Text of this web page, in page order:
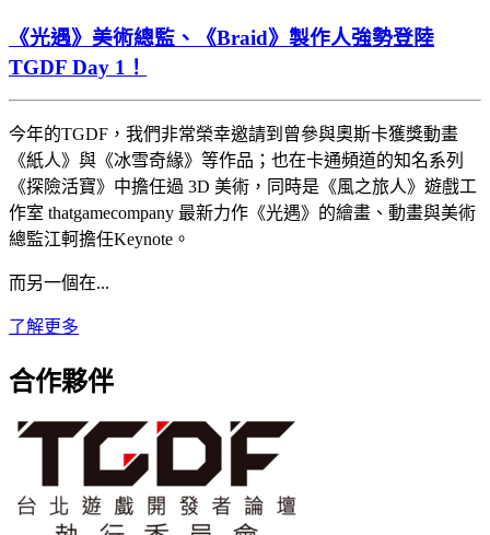
《光遇》美術總監、《Braid》製作人強勢登陸
TGDF Day 1！
今年的TGDF，我們非常榮幸邀請到曾參與奧斯卡獲獎動畫
《紙人》與《冰雪奇緣》等作品；也在卡通頻道的知名系列
《探險活寶》中擔任過 3D 美術，同時是《風之旅人》遊戲工
作室 thatgamecompany 最新力作《光遇》的繪畫、動畫與美術
總監江軻擔任Keynote。
而另一個在...
了解更多
合作夥伴